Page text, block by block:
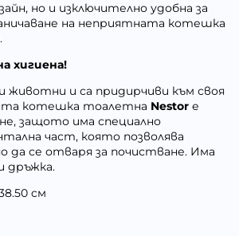
но и изключително удобна за
на неприятната котешка
хигиена!
и са придирчиви към своя
котешка тоалетна Nestor е
защото има специално
част, която позволява
да се отваря за почистване. Има
дръжка.
cм